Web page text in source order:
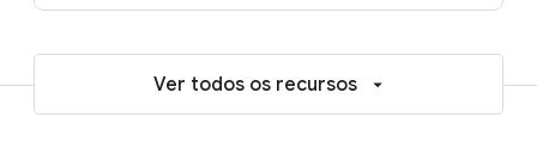
Ver todos os recursos